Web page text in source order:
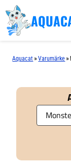
Aquacat »Varumärke »